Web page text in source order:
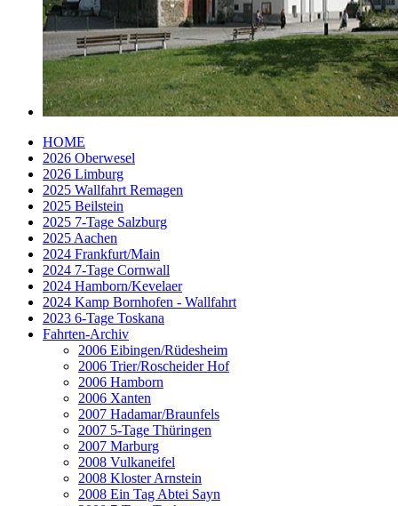
HOME
2026 Oberwesel
2026 Limburg
2025 Wallfahrt Remagen
2025 Beilstein
2025 7-Tage Salzburg
2025 Aachen
2024 Frankfurt/Main
2024 7-Tage Cornwall
2024 Hamborn/Kevelaer
2024 Kamp Bornhofen - Wallfahrt
2023 6-Tage Toskana
Fahrten-Archiv
2006 Eibingen/Rüdesheim
2006 Trier/Roscheider Hof
2006 Hamborn
2006 Xanten
2007 Hadamar/Braunfels
2007 5-Tage Thüringen
2007 Marburg
2008 Vulkaneifel
2008 Kloster Arnstein
2008 Ein Tag Abtei Sayn